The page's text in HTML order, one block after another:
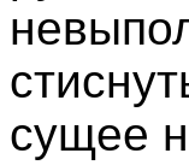
сущее